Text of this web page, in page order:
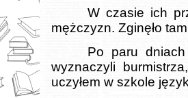
W czasie ich
mężczyzn. Zginęło
Po paru
wyznaczyli
uczyłem w szkole